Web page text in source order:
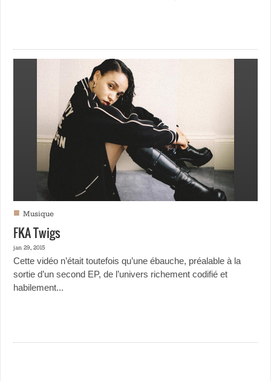
■ Musique
FKA Twigs
jan 29, 2015
Cette vidéo n’était toutefois qu’une ébauche, préalable à la
sortie d’un second EP, de l’univers richement codifié et
habilement...